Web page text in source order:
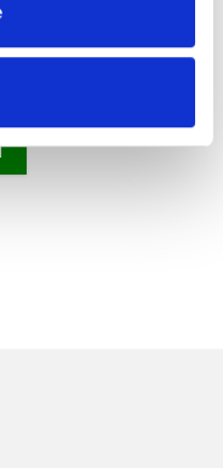
- 20 x 30 cm, Type 320